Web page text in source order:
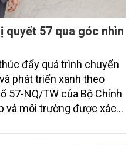
quyết 57 qua góc nhìn
đẩy quá trình chuyển
phát triển xanh theo
57-NQ/TW của Bộ Chính
và môi trường được xác
và cam kết bền vững